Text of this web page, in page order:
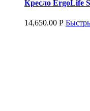
Кресло ErgoLife
14,650.00 Р